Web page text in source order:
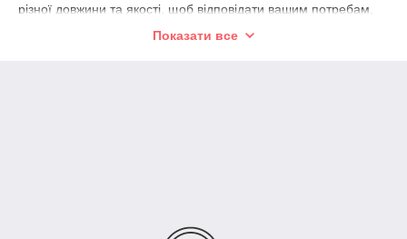
різної довжини та якості, щоб відповідати вашим потребам.
різними типами роз'ємів для відповідності з вашим
допомогти вам знайти те, що вам потрібно!
Показати все